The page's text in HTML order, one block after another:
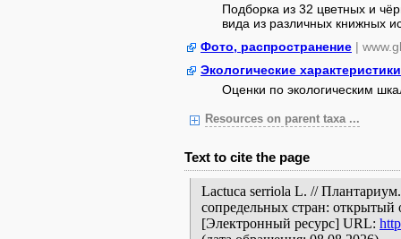
Подборка из 32 цветных и
вида из различных книжных
Фото, распространение |
Экологические характеристики
Оценки по экологическим
Resources on parent taxa ...
Text to cite the page
Lactuca serriola L. //
сопредельных стран: открытый
[Электронный ресурс] URL: